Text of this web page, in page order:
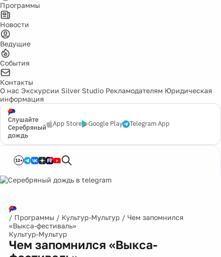
Программы
Новости
Ведущие
События
Контакты
О нас Экскурсии Silver Studio Рекламодателям Юридическая
информация
Слушайте
Серебряный
дождь
App Store Google Play Telegram App
12+
/ Программы / Культур-Мультур / Чем запомнился
«Выкса-фестиваль»
Культур-Мультур
Чем запомнился «Выкса-